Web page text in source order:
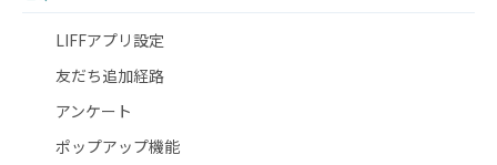
LIFFアプリ設定
友だち追加経路
アンケート
ポップアップ機能